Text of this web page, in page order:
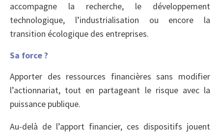
accompagne la recherche, le développement
technologique, l’industrialisation ou encore la
transition écologique des entreprises.
Sa force ?
Apporter des ressources financières sans modifier
l’actionnariat, tout en partageant le risque avec la
puissance publique.
Au-delà de l’apport financier, ces dispositifs jouent